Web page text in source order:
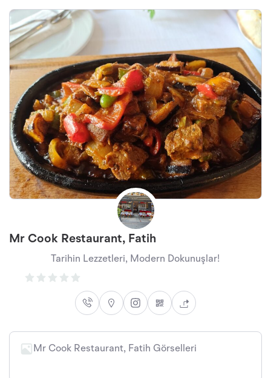
Mr Cook Restaurant, Fatih
Tarihin Lezzetleri, Modern Dokunuşlar!
Mr Cook Restaurant, Fatih Görselleri